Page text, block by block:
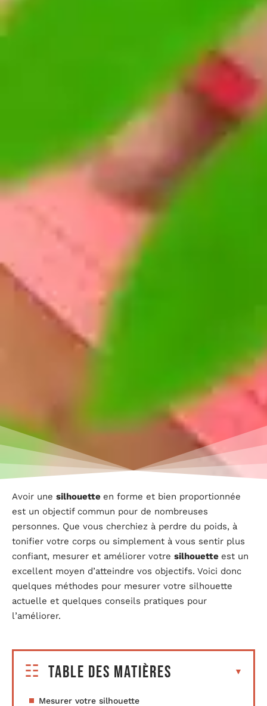
Avoir une silhouette en forme et bien proportionnée
est un objectif commun pour de nombreuses
personnes. Que vous cherchiez à perdre du poids, à
tonifier votre corps ou simplement à vous sentir plus
confiant, mesurer et améliorer votre silhouette est un
excellent moyen d’atteindre vos objectifs. Voici donc
quelques méthodes pour mesurer votre silhouette
actuelle et quelques conseils pratiques pour
l’améliorer.
Table des matières
Mesurer votre silhouette